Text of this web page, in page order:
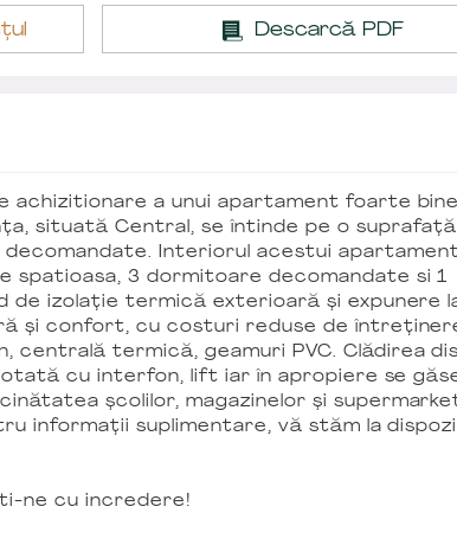
Descarcă PDF
achizitionare a unui apartament foarte bine
situată Central, se întinde pe o
decomandate. Interiorul acestui
spatioasa, 3 dormitoare decomandate si 1
de izolație termică exterioară și expunere
și confort, cu costuri reduse de
centrală termică, geamuri PVC. Clădirea
cu interfon, lift iar în apropiere se
școlilor, magazinelor și
informații suplimentare, vă stăm la
ne cu incredere!